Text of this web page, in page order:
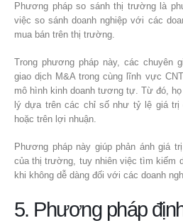
Phương pháp so sánh thị trường là
việc so sánh doanh nghiệp với các
mua bán trên thị trường.
Trong phương pháp này, các chuyên
giao dịch M&A trong cùng lĩnh vực
mô hình kinh doanh tương tự. Từ đó,
lý dựa trên các chỉ số như tỷ lệ giá trị
hoặc trên lợi nhuận.
Phương pháp này giúp phản ánh giá
của thị trường, tuy nhiên việc tìm kiếm
khi không dễ dàng đối với các doanh
5. Phương pháp